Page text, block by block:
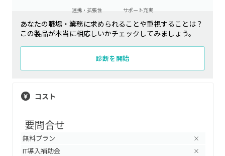
サポート充実
連携・拡張性
あなたの職場・業務に求められることや重視することは？
この製品が本当に相応しいかチェックしてみましょう。
診断を開始
コスト
要問合せ
無料プラン ×
IT導入補助金 ×